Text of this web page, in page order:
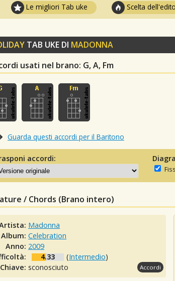
Le migliori Tab uke Scelta
TAB UKE DI MADONNA
usati nel brano: G, A, Fm
Guarda questi accordi per il Baritono
accordi:
/ Chords (Brano intero)
Madonna
Album:Celebration
Anno: 2009
4.33 (Intermedio)
Chiave:sconosciuto Accordi